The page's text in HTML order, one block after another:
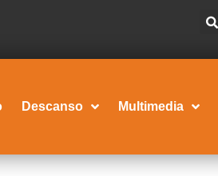
Descanso Multimedia